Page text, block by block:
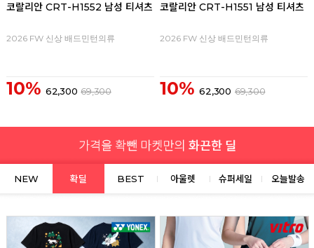
코랄리안 CRT-H1552 남성 티셔츠
2026 FW 신상 배드민턴의류
10% 62,300 69,300
코랄리안 CRT-H1551 남성 티셔츠
2026 FW 신상 배드민턴의류
10% 62,300 69,300
NEW 확딜 BEST 아울렛 슈퍼세일 오늘발송